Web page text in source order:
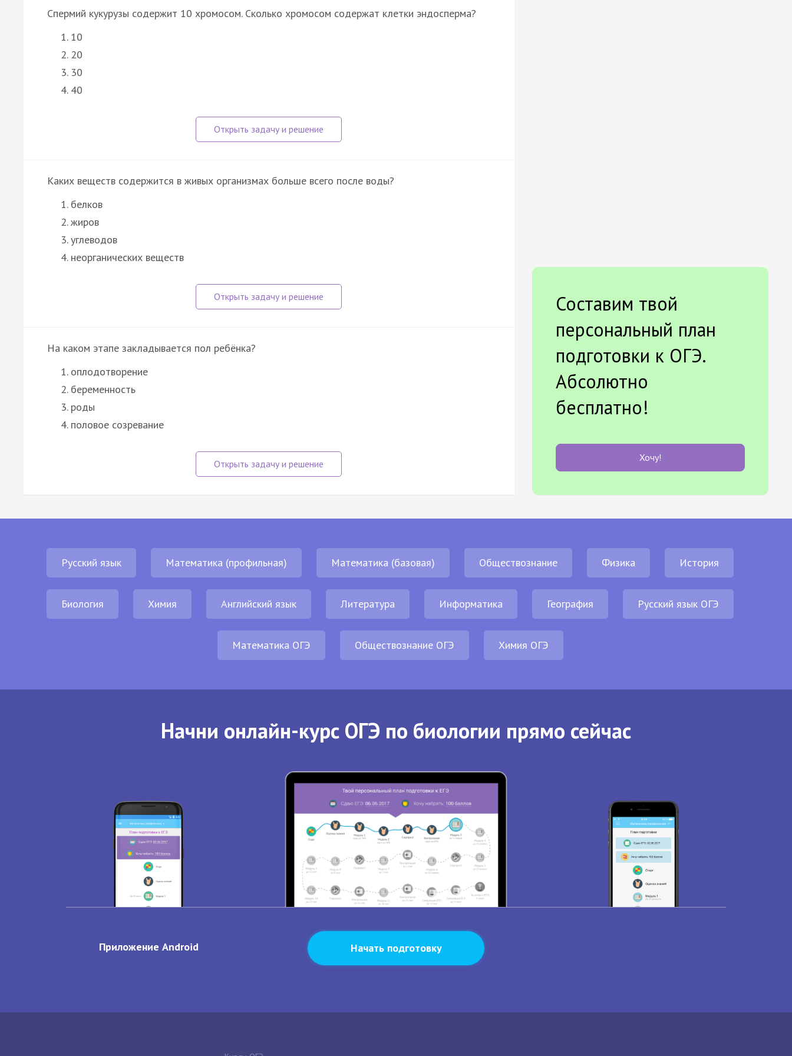
Спермий кукурузы содержит 10 хромосом. Сколько хромосом содержат клетки эндосперма?
10
20
30
40
Каких веществ содержится в живых организмах больше всего после воды?
белков
жиров
углеводов
неорганических веществ
На каком этапе закладывается пол ребёнка?
оплодотворение
беременность
роды
половое созревание
Составим твой
персональный план
подготовки к ОГЭ.
Абсолютно
бесплатно!
Хочу!
Русский язык Математика (профильная) Математика (базовая) Обществознание Физика История
Биология Химия Английский язык Литература Информатика География Русский язык ОГЭ
Математика ОГЭ Обществознание ОГЭ Химия ОГЭ
Начни онлайн-курс ОГЭ по биологии прямо сейчас
Приложение Android Начать подготовку